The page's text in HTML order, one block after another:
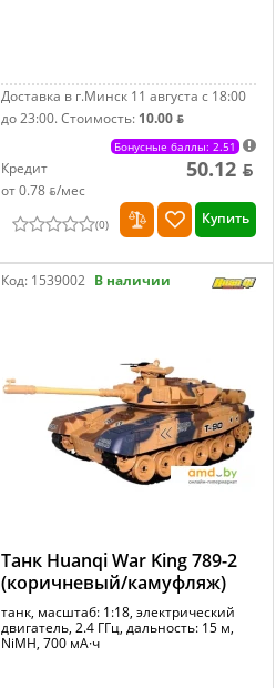
Доставка в г.Минск 11 августа с 18:00
до 23:00.Стоимость: 10.00 ƃ
Бонусные баллы: 2.51
Кредит
от 0.78 ƃ/мec
50.12 ƃ
(0) Купить
Код: 1539002 В наличии
Танк Huanqi War King 789-2
(коричневый/камуфляж)
танк, масштаб: 1:18, электрический
двигатель, 2.4 ГГц, дальность: 15 м,
NiMH, 700 мА·ч